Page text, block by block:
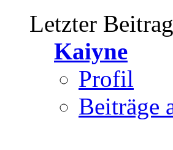
Letzter
Kaiyne
Profil
Beiträge